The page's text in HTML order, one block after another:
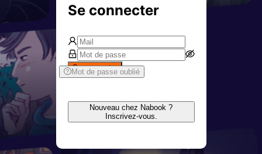
Se connecter
Se connecter
Mot de passe oublié
Nouveau chez Nabook ?
Inscrivez-vous.